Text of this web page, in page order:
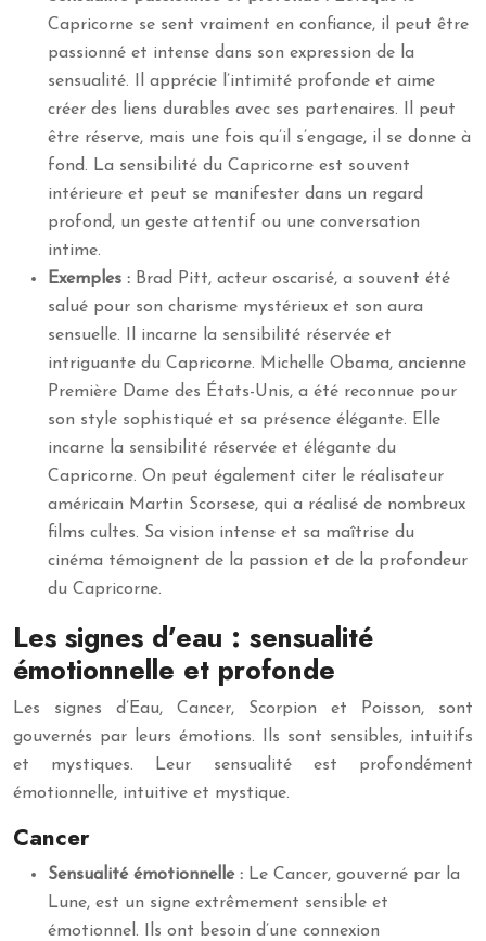
Capricorne se sent vraiment en confiance, il peut être
passionné et intense dans son expression de la
sensualité. Il apprécie l’intimité profonde et aime
créer des liens durables avec ses partenaires. Il peut
être réserve, mais une fois qu’il s’engage, il se donne à
fond. La sensibilité du Capricorne est souvent
intérieure et peut se manifester dans un regard
profond, un geste attentif ou une conversation
intime.
Exemples : Brad Pitt, acteur oscarisé, a souvent été
salué pour son charisme mystérieux et son aura
sensuelle. Il incarne la sensibilité réservée et
intriguante du Capricorne. Michelle Obama, ancienne
Première Dame des États-Unis, a été reconnue pour
son style sophistiqué et sa présence élégante. Elle
incarne la sensibilité réservée et élégante du
Capricorne. On peut également citer le réalisateur
américain Martin Scorsese, qui a réalisé de nombreux
films cultes. Sa vision intense et sa maîtrise du
cinéma témoignent de la passion et de la profondeur
du Capricorne.
Les signes d’eau : sensualité
émotionnelle et profonde
Les signes d’Eau, Cancer, Scorpion et Poisson, sont
gouvernés par leurs émotions. Ils sont sensibles, intuitifs
et mystiques. Leur sensualité est profondément
émotionnelle, intuitive et mystique.
Cancer
Sensualité émotionnelle : Le Cancer, gouverné par la
Lune, est un signe extrêmement sensible et
émotionnel. Ils ont besoin d’une connexion